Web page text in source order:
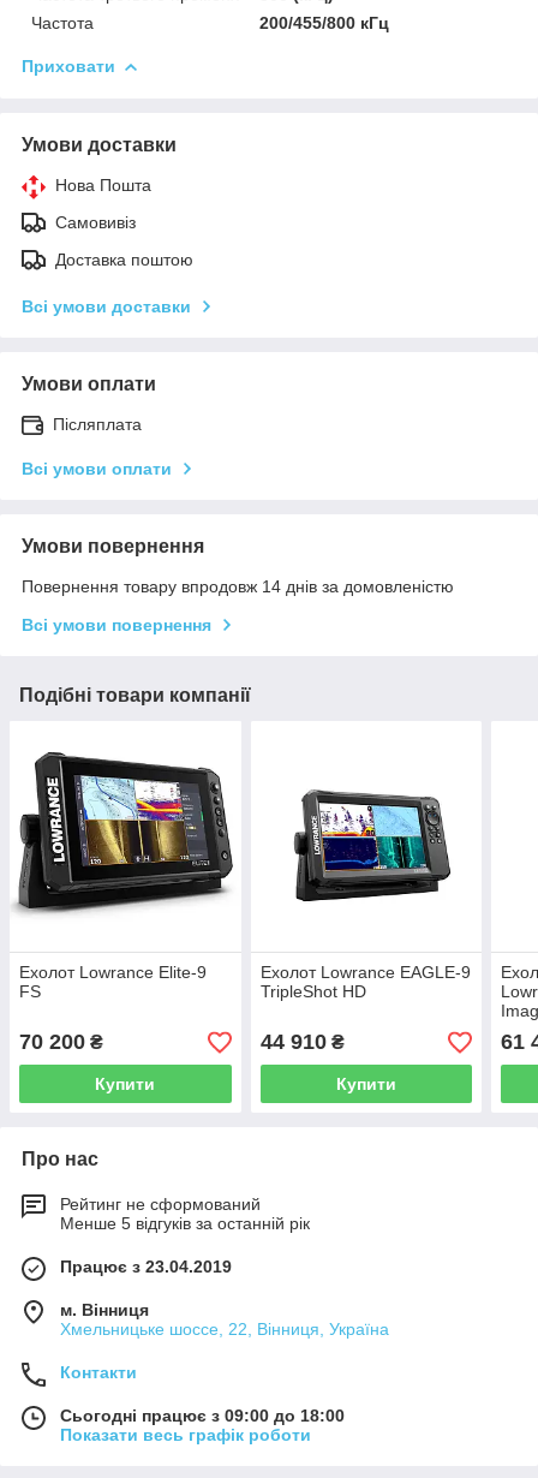
Частота
200/455/800 кГц
Приховати
Умови доставки
Нова Пошта
Самовивіз
Доставка поштою
Всі умови доставки
Умови оплати
Післяплата
Всі умови оплати
Умови повернення
Повернення товару впродовж 14 днів за домовленістю
Всі умови повернення
Подібні товари компанії
Ехолот Lowrance Elite-9
FS
70 200 ₴
Купити
Ехолот Lowrance EAGLE-9
TripleShot HD
44 910₴
Купити
61
Про нас
Рейтинг не сформований
Менше 5 відгуків за останній рік
Працює з 23.04.2019
м. Вінниця
Хмельницьке шоссе, 22, Вінниця, Україна
Контакти
Сьогодні працює з 09:00 до 18:00
Показати весь графік роботи